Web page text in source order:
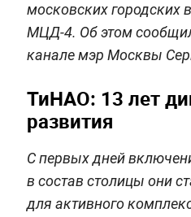
московских городских
МЦД-4. Об этом
канале мэр Москвы
ТиНАО: 13 лет
развития
С первых дней
в состав столицы они
для активного